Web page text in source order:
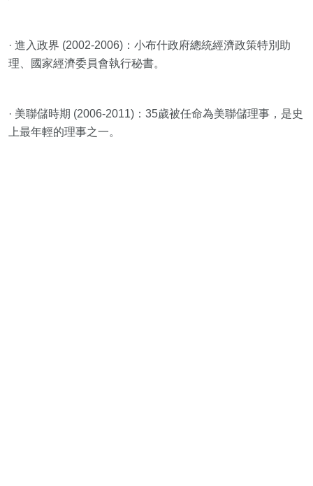
· 進入政界 (2002-2006)：小布什政府總統經濟政策特別助
理、國家經濟委員會執行秘書。
· 美聯儲時期 (2006-2011)：35歲被任命為美聯儲理事，是史
上最年輕的理事之一。